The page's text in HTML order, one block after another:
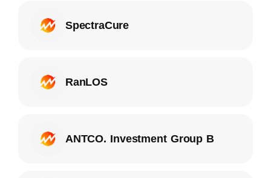
SpectraCure
RanLOS
ANTCO. Investment Group B